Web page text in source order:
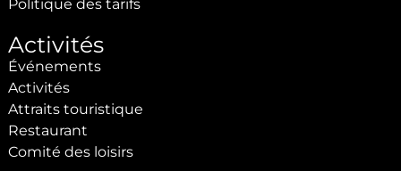
Politique des tarifs
Activités
Événements
Activités
Attraits touristique
Restaurant
Comité des loisirs